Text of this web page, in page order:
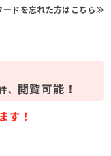
ードを忘れた方はこちら≫
、 閲覧可能！
す！